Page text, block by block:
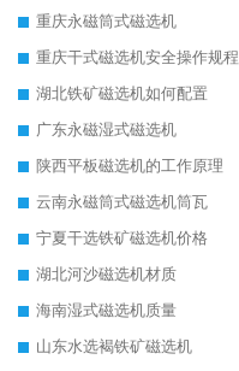
重庆永磁筒式磁选机
重庆干式磁选机安全操作规程
湖北铁矿磁选机如何配置
广东永磁湿式磁选机
陕西平板磁选机的工作原理
云南永磁筒式磁选机筒瓦
宁夏干选铁矿磁选机价格
湖北河沙磁选机材质
海南湿式磁选机质量
山东水选褐铁矿磁选机